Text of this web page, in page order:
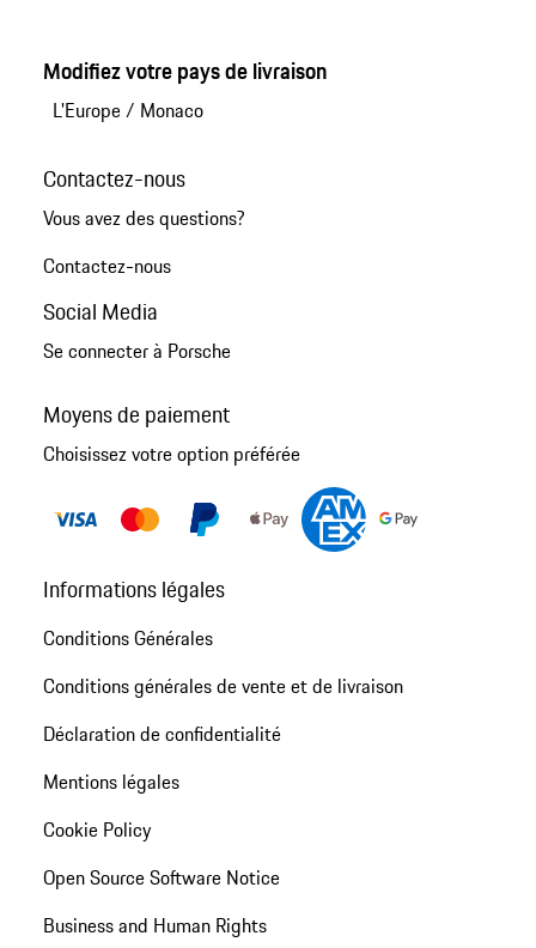
Modifiez votre pays de livraison
L'Europe/ Monaco
Contactez-nous
Vous avez des questions?
Contactez-nous
Social Media
Se connecter à Porsche
Moyens de paiement
Choisissez votre option préférée
Informations légales
Conditions Générales
Conditions générales de vente et de livraison
Déclaration de confidentialité
Mentions légales
Cookie Policy
Open Source Software Notice
Business and Human Rights